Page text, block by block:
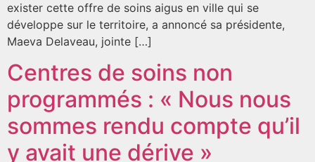
exister cette offre de soins aigus en ville qui se
développe sur le territoire, a annoncé sa présidente,
Maeva Delaveau, jointe […]
Centres de soins non
programmés : « Nous nous
sommes rendu compte qu’il
y avait une dérive »